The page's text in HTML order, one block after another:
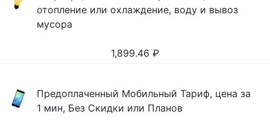
отопление или охлаждение, воду и вывоз
мусора
1,899.46 ₽
Предоплаченный Мобильный Тариф, цена за
1 мин, Без Скидки или Планов